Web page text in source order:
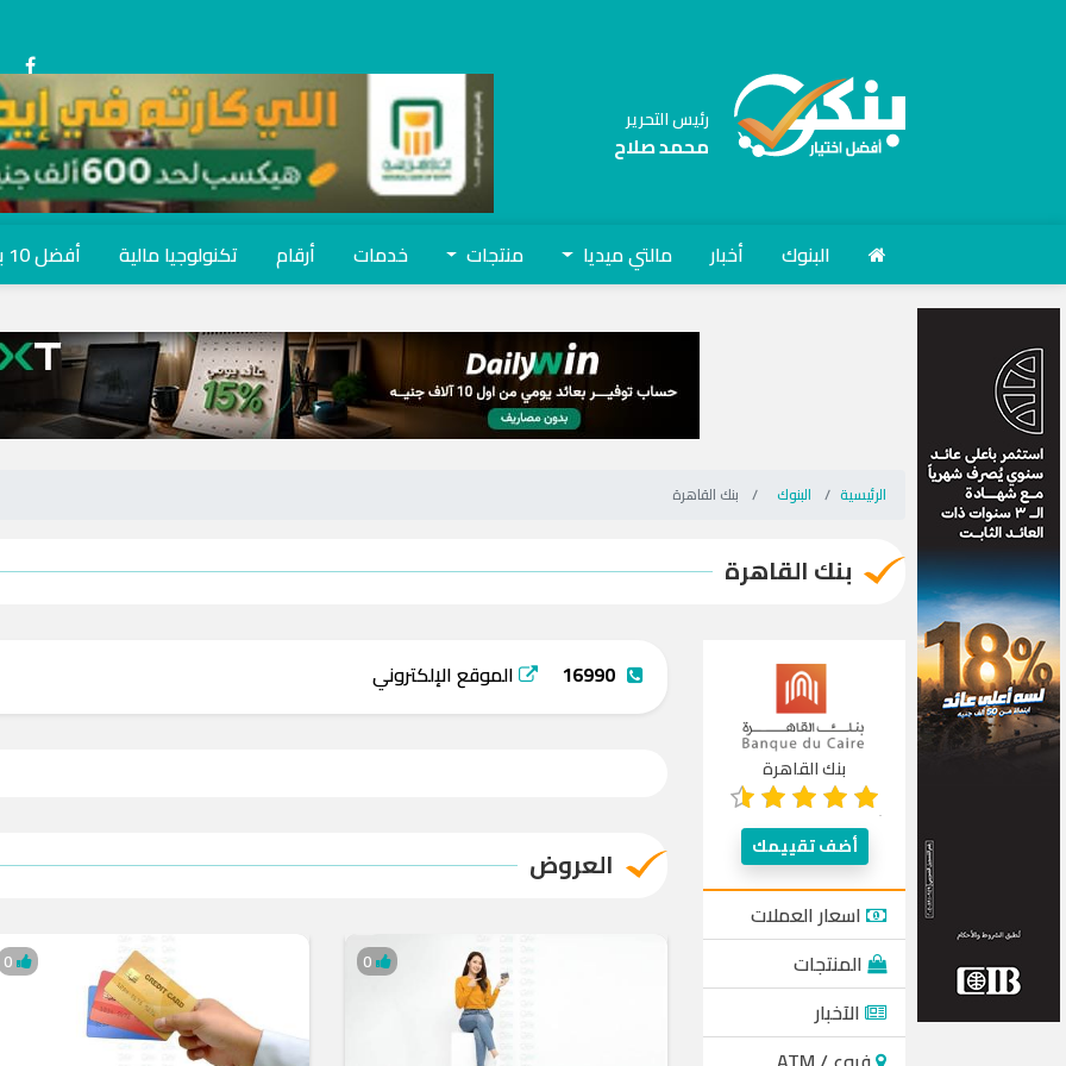
رئيس التحرير
محمد صلاح
البنوك أخبار مالتي ميديا منتجات خدمات أرقام تكنولوجيا مالية أفضل 10 بنوك
الرئيسية البنوك بنك القاهرة
بنك القاهرة
بنك القاهرة
أضف تقييمك
اسعار العملات
المنتجات
الآخبار
16990 الموقع الإلكتروني
العروض
0